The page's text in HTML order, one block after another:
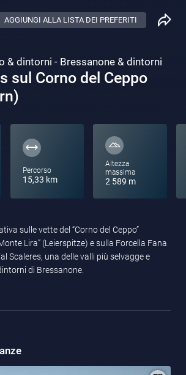
AGGIUNGI ALLA LISTA DEI PREFERITI
& dintorni - Bressanone & dintorni
sul Corno del Ceppo
Percorso
15,33 km
Altezza
massima
2 589 m
sulle vette del “Corno del Ceppo”
Lira” (Leierspitze) e sulla Forcella Fana
Scaleres, una delle valli più selvagge e
di Bressanone.